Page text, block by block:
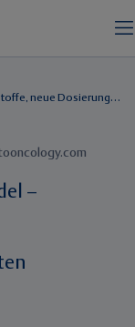
EHA 2025: Therapien im Wandel – innovative Wirkstoffe, neue Dosierungsstrategien und vielversprechende Studiendaten
–